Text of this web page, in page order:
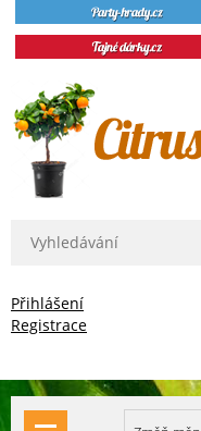
Přihlášení
Registrace